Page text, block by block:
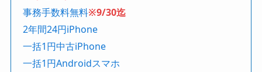
事務手数料無料※9/30迄
2年間24円iPhone
一括1円中古iPhone
一括1円Androidスマホ